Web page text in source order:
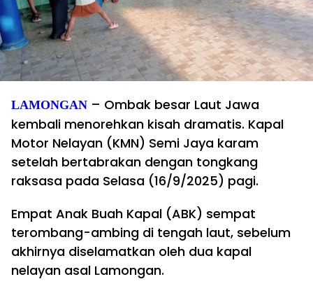
LAMONGAN – Ombak besar Laut Jawa
kembali menorehkan kisah dramatis. Kapal
Motor Nelayan (KMN) Semi Jaya karam
setelah bertabrakan dengan tongkang
raksasa pada Selasa (16/9/2025) pagi.
Empat Anak Buah Kapal (ABK) sempat
terombang-ambing di tengah laut, sebelum
akhirnya diselamatkan oleh dua kapal
nelayan asal Lamongan.